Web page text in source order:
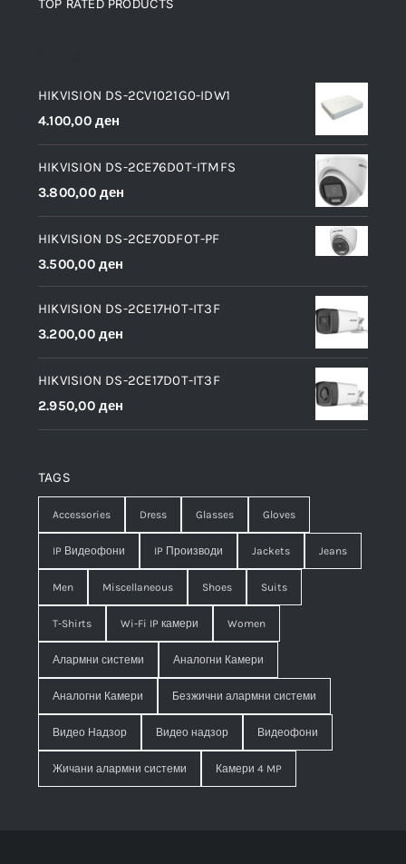
TOP RATED PRODUCTS
HIKVISION DS-2CV1021G0-IDW1
4.100,00ден
HIKVISION DS-2CE76D0T-ITMFS
3.800,00ден
HIKVISION DS-2CE70DFOT-PF
3.500,00ден
HIKVISION DS-2CE17H0T-IT3F
3.200,00ден
HIKVISION DS-2CE17D0T-IT3F
2.950,00ден
TAGS
Accessories Dress Glasses Gloves
IP Видеофони IP Производи Jackets Jeans
Men Miscellaneous Shoes Suits
T-Shirts Wi-Fi IP камери Women
Алармни системи Аналогни Камери
Аналогни Камери Безжични алармни системи
Видео Надзор Видео надзор Видеофони
Жичани алармни системи Камери 4 MP